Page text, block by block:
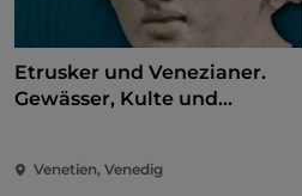
Etrusker und Venezianer.
Gewässer, Kulte und
Venetien, Venedig